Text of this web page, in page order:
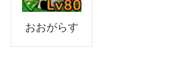
おおがらす